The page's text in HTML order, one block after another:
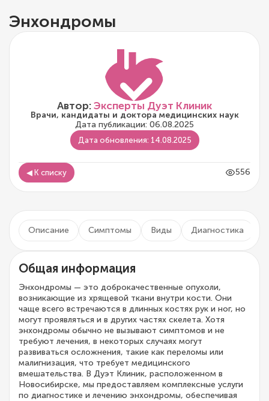
Энхондромы
Автор:Эксперты Дуэт Клиник
Врачи, кандидаты и доктора медицинских наук
Дата публикации: 06.08.2025
Дата обновления: 14.08.2025
◀ К списку 556
Описание Симптомы Виды Диагностика
Общая информация
Энхондромы — это доброкачественные опухоли,
возникающие из хрящевой ткани внутри кости. Они
чаще всего встречаются в длинных костях рук и ног, но
могут проявляться и в других частях скелета. Хотя
энхондромы обычно не вызывают симптомов и не
требуют лечения, в некоторых случаях могут
развиваться осложнения, такие как переломы или
малигнизация, что требует медицинского
вмешательства. В Дуэт Клиник, расположенном в
Новосибирске, мы предоставляем комплексные услуги
по диагностике и лечению энхондромы, обеспечивая